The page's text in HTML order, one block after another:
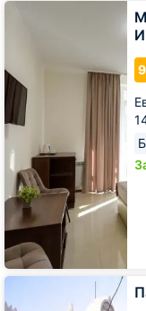
Меблированные
Пансионат
Федор